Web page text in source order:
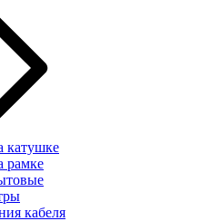
катушке
рамке
кабеля